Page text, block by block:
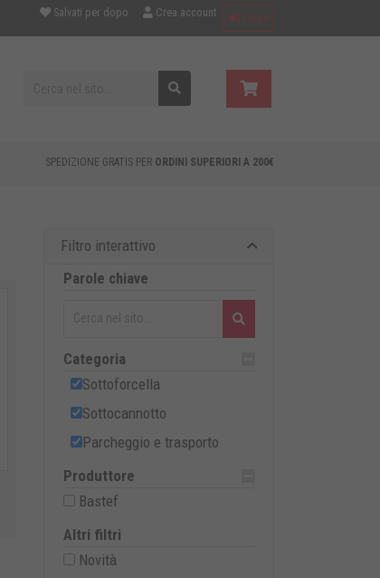
Salvati per dopo Crea account Login
SPEDIZIONE GRATIS PER ORDINI SUPERIORI A 200€
Filtro interattivo
Parole chiave
Categoria
Sottoforcella
Sottocannotto
Parcheggio e trasporto
Produttore
Bastef
Altri filtri
Novità